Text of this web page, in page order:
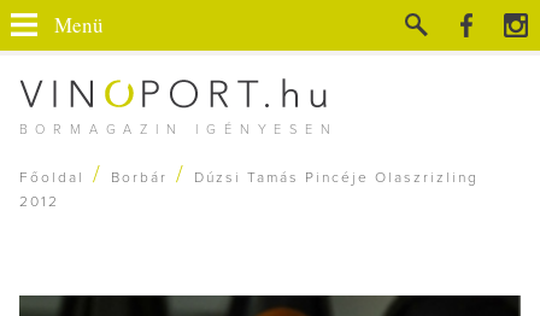
BORMAGAZIN IGÉNYESEN
Menü
Főoldal / Borbár /
Dúzsi Tamás Pincéje Olaszrizling
2012